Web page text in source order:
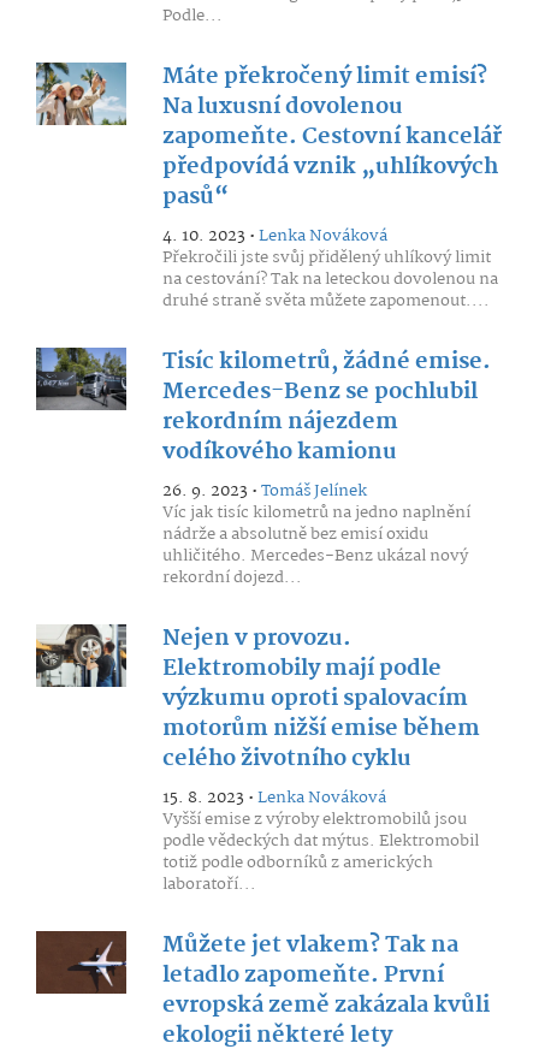
Podle...
Máte překročený limit emisí?
Na luxusní dovolenou
zapomeňte. Cestovní kancelář
předpovídá vznik „uhlíkových
pasů“
4. 10. 2023 •Lenka Nováková
Překročili jste svůj přidělený uhlíkový limit
na cestování? Tak na leteckou dovolenou na
druhé straně světa můžete zapomenout....
Tisíc kilometrů, žádné emise.
Mercedes-Benz se pochlubil
rekordním nájezdem
vodíkového kamionu
26. 9. 2023 •Tomáš Jelínek
Víc jak tisíc kilometrů na jedno naplnění
nádrže a absolutně bez emisí oxidu
uhličitého. Mercedes-Benz ukázal nový
rekordní dojezd...
Nejen v provozu.
Elektromobily mají podle
výzkumu oproti spalovacím
motorům nižší emise během
celého životního cyklu
15. 8. 2023 •Lenka Nováková
Vyšší emise z výroby elektromobilů jsou
podle vědeckých dat mýtus. Elektromobil
totiž podle odborníků z amerických
laboratoří...
Můžete jet vlakem? Tak na
letadlo zapomeňte. První
evropská země zakázala kvůli
ekologii některé lety